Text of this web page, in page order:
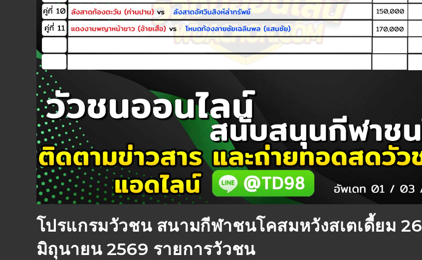
โปรแกรมวัวชน สนามกีฬาชนโคสมหวังสเตเดี้ยม 26
มิถุนายน 2569 รายการวัวชน